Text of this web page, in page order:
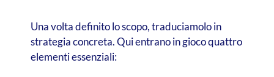
Una volta definito lo scopo, traduciamolo in
strategia concreta. Qui entrano in gioco quattro
elementi essenziali: